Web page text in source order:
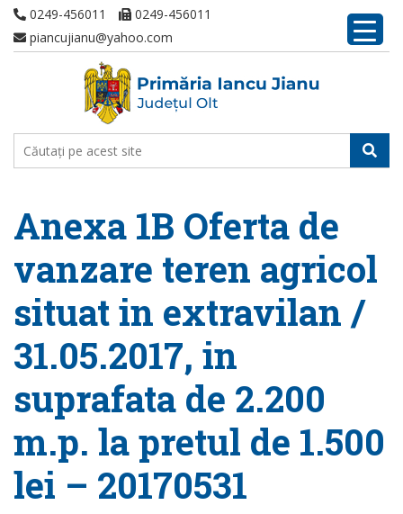
0249-456011
0249-456011
piancujianu@yahoo.com
Anexa 1B Oferta de
vanzare teren agricol
situat in extravilan /
31.05.2017, in
suprafata de 2.200
m.p. la pretul de 1.500
lei – 20170531